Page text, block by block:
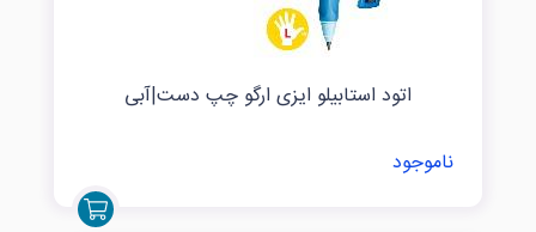
اتود استابیلو ایزی ارگو چپ دست|آبی
ناموجود